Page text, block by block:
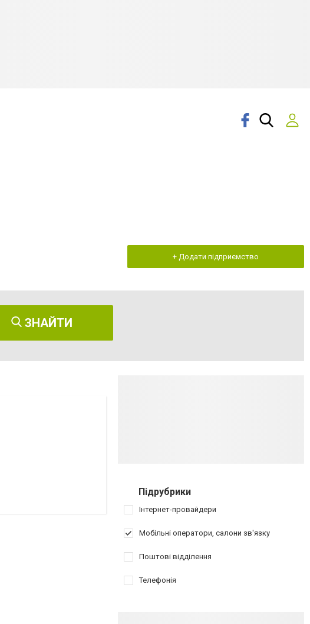
+ Додати підприємство
ЗНАЙТИ
Підрубрики
Інтернет-провайдери
Мобільні оператори, салони зв'язку
Поштові відділення
Телефонія